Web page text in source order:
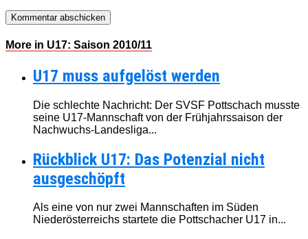
More in U17: Saison 2010/11
U17 muss aufgelöst werden
Die schlechte Nachricht: Der SVSF Pottschach musste
seine U17-Mannschaft von der Frühjahrssaison der
Nachwuchs-Landesliga...
Rückblick U17: Das Potenzial nicht
ausgeschöpft
Als eine von nur zwei Mannschaften im Süden
Niederösterreichs startete die Pottschacher U17 in...